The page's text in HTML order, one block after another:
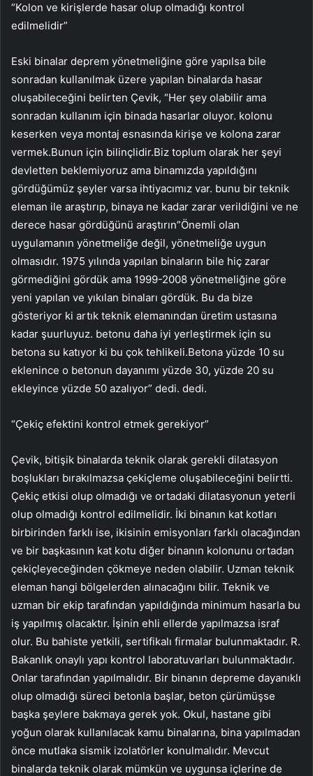
“Kolon ve kirişlerde hasar olup olmadığı kontrol
edilmelidir”
Eski binalar deprem yönetmeliğine göre yapılsa bile
sonradan kullanılmak üzere yapılan binalarda hasar
oluşabileceğini belirten Çevik, “Her şey olabilir ama
sonradan kullanım için binada hasarlar oluyor. kolonu
keserken veya montaj esnasında kirişe ve kolona zarar
vermek.Bunun için bilinçlidir.Biz toplum olarak her şeyi
devletten beklemiyoruz ama binamızda yapıldığını
gördüğümüz şeyler varsa ihtiyacımız var. bunu bir teknik
eleman ile araştırıp, binaya ne kadar zarar verildiğini ve ne
derece hasar gördüğünü araştırın”Önemli olan
uygulamanın yönetmeliğe değil, yönetmeliğe uygun
olmasıdır. 1975 yılında yapılan binaların bile hiç zarar
görmediğini gördük ama 1999-2008 yönetmeliğine göre
yeni yapılan ve yıkılan binaları gördük. Bu da bize
gösteriyor ki artık teknik elemanından üretim ustasına
kadar şuurluyuz. betonu daha iyi yerleştirmek için su
betona su katıyor ki bu çok tehlikeli.Betona yüzde 10 su
eklenince o betonun dayanımı yüzde 30, yüzde 20 su
ekleyince yüzde 50 azalıyor” dedi. dedi.
“Çekiç efektini kontrol etmek gerekiyor”
Çevik, bitişik binalarda teknik olarak gerekli dilatasyon
boşlukları bırakılmazsa çekiçleme oluşabileceğini belirtti.
Çekiç etkisi olup olmadığı ve ortadaki dilatasyonun yeterli
olup olmadığı kontrol edilmelidir. İki binanın kat kotları
birbirinden farklı ise, ikisinin emisyonları farklı olacağından
ve bir başkasının kat kotu diğer binanın kolonunu ortadan
çekiçleyeceğinden çökmeye neden olabilir. Uzman teknik
eleman hangi bölgelerden alınacağını bilir. Teknik ve
uzman bir ekip tarafından yapıldığında minimum hasarla bu
iş yapılmış olacaktır. İşinin ehli ellerde yapılmazsa israf
olur. Bu bahiste yetkili, sertifikalı firmalar bulunmaktadır. R.
Bakanlık onaylı yapı kontrol laboratuvarları bulunmaktadır.
Onlar tarafından yapılmalıdır. Bir binanın depreme dayanıklı
olup olmadığı süreci betonla başlar, beton çürümüşse
başka şeylere bakmaya gerek yok. Okul, hastane gibi
yoğun olarak kullanılacak kamu binalarına, bina yapılmadan
önce mutlaka sismik izolatörler konulmalıdır. Mevcut
binalarda teknik olarak mümkün ve uygunsa içlerine de